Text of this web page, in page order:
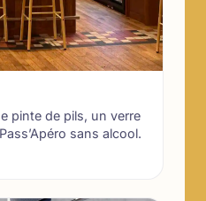
pinte de pils, un verre
sans alcool.